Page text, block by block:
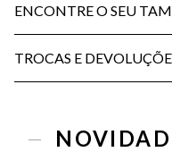
ENCONTRE O SEU
TROCAS E